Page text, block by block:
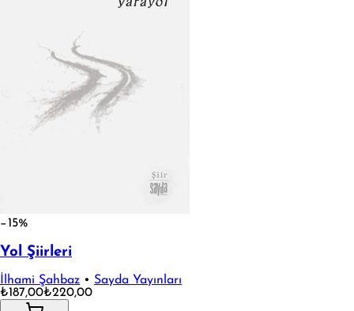
−15%
Yol Şiirleri
İlhami Şahbaz • Sayda Yayınları
₺187,00₺220,00